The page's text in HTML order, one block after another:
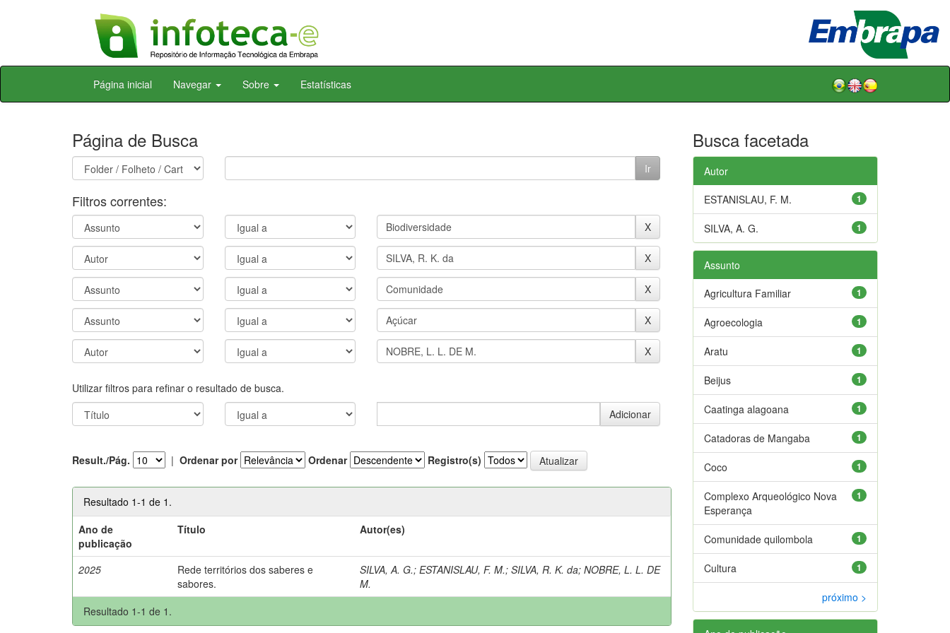
Skip
Página inicial Navegar Sobre Estatísticas
Página de Busca
Filtros correntes:
Utilizar filtros para refinar o resultado de busca.
Result./Pág. | Ordenar por Ordenar Registro(s)
Resultado 1-1 de 1.
Ano de
publicação
Título Autor(es)
2025
Rede territórios dos saberes e
sabores.
SILVA, A. G.;ESTANISLAU, F. M.;SILVA, R. K. da;NOBRE, L. L. DE
M.
Resultado 1-1 de 1.
Busca facetada
Autor
1
ESTANISLAU, F. M.
1
SILVA, A. G.
Assunto
1
Agricultura Familiar
1
Agroecologia
1
Aratu
1
Beijus
1
Caatinga alagoana
1
Catadoras de Mangaba
1
Coco
1
Complexo Arqueológico Nova
Esperança
1
Comunidade quilombola
1
Cultura
próximo >